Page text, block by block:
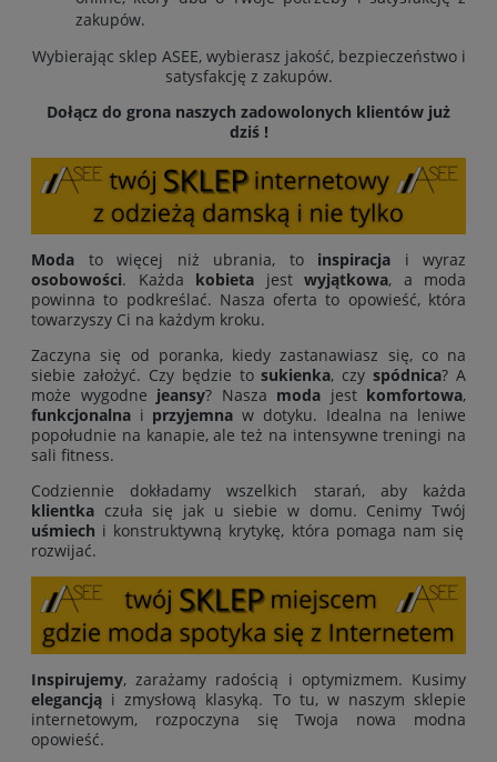
zakupów.
Wybierając sklep ASEE, wybierasz jakość, bezpieczeństwo i
satysfakcję z zakupów.
Dołącz do grona naszych zadowolonych klientów już
dziś !
Moda to więcej niż ubrania, to inspiracja i wyraz
osobowości. Każda kobieta jest wyjątkowa, a moda
powinna to podkreślać. Nasza oferta to opowieść, która
towarzyszy Ci na każdym kroku.
Zaczyna się od poranka, kiedy zastanawiasz się, co na
siebie założyć. Czy będzie tosukienka, czyspódnica? A
może wygodne jeansy? Nasza moda jest komfortowa,
funkcjonalna i przyjemna w dotyku. Idealna na leniwe
popołudnie na kanapie, ale też na intensywne treningi na
sali fitness.
Codziennie dokładamy wszelkich starań, aby każda
klientka czuła się jak u siebie w domu. Cenimy Twój
uśmiech i konstruktywną krytykę, która pomaga nam się
rozwijać.
Inspirujemy, zarażamy radością i optymizmem. Kusimy
elegancją i zmysłową klasyką. To tu, w naszym sklepie
internetowym, rozpoczyna się Twoja nowa modna
opowieść.